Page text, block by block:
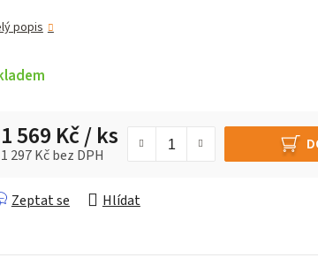
popis
1 569 Kč/ ks
1 297 Kč bez DPH
Zeptat se Hlídat